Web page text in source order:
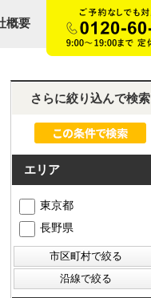
概要
トップページ
買いたい
売りたい
空間デザイン事例
マンションカタログ
会社概要
さらに絞り込んで検索
エリア
東京都
長野県